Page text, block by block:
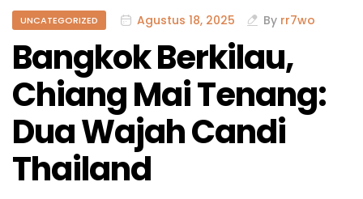
UNCATEGORIZED Agustus 18, 2025 By rr7wo
Bangkok Berkilau,
Chiang Mai Tenang:
Dua Wajah Candi
Thailand